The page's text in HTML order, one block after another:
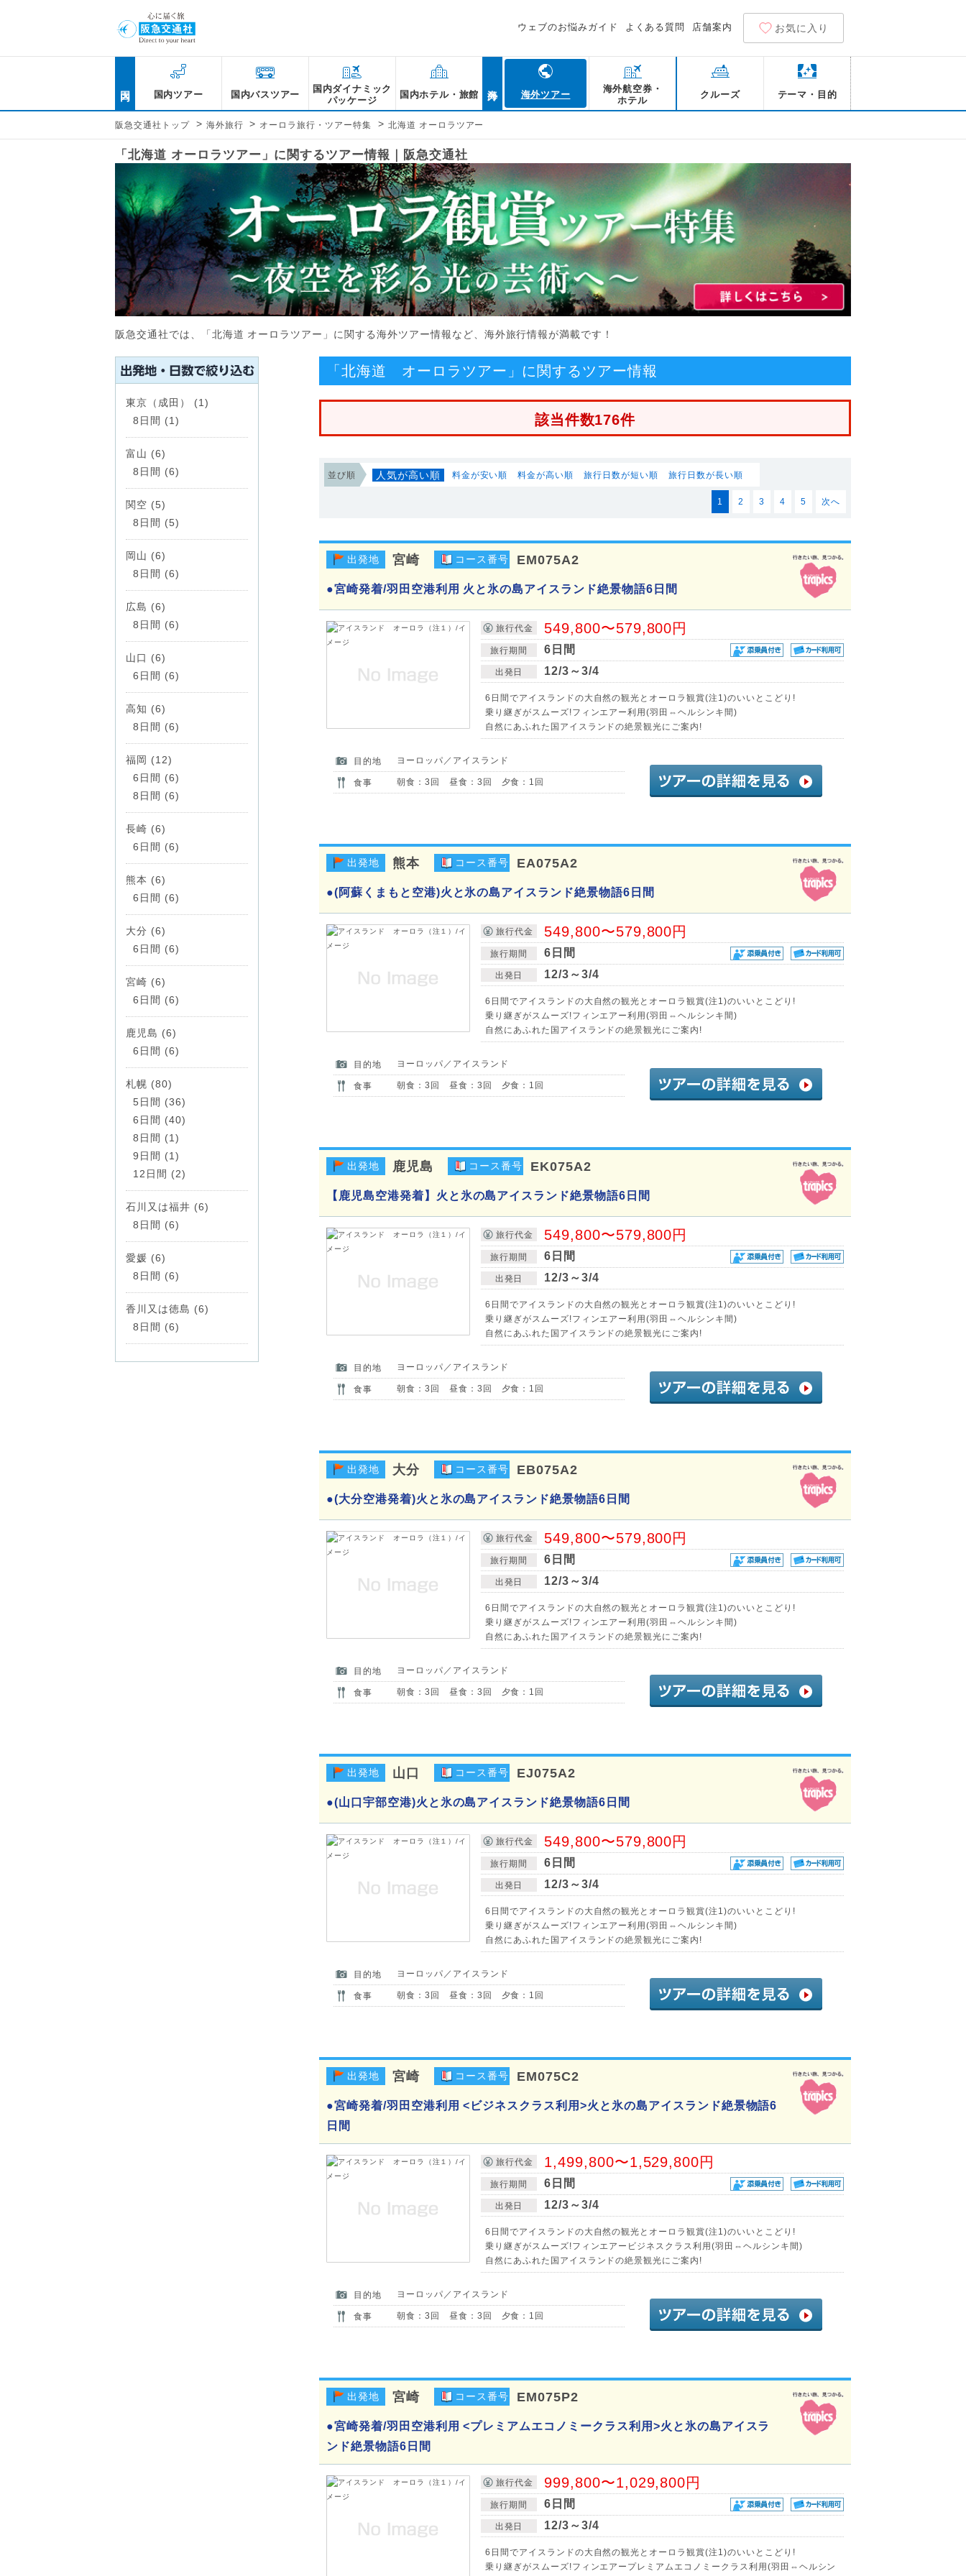
ウェブのお悩みガイド よくある質問 店舗案内 お気に入り
国内ツアー 国内バスツアー
国内ダイナミック
パッケージ
国内ホテル・旅館 海外ツアー
海外航空券・
ホテル
クルーズ テーマ・目的
阪急交通社トップ > 海外旅行 > オーロラ旅行・ツアー特集 > 北海道 オーロラツアー
「北海道 オーロラツアー」に関するツアー情報｜阪急交通社
阪急交通社では、「北海道 オーロラツアー」に関する海外ツアー情報など、海外旅行情報が満載です！
「北海道 オーロラツアー」に関するツアー情報
該当件数176件
並び順 人気が高い順 料金が安い順 料金が高い順 旅行日数が短い順 旅行日数が長い順
1 2 3 4 5 次へ
出発地 宮崎 コース番号 EM075A2
●宮崎発着/羽田空港利用 火と氷の島アイスランド絶景物語6日間
旅行代金 549,800〜579,800円
旅行期間 6日間
出発日 12/3～3/4
6日間でアイスランドの大自然の観光とオーロラ観賞(注1)のいいとこどり!
乗り継ぎがスムーズ!フィンエアー利用(羽田⇔ヘルシンキ間)
自然にあふれた国アイスランドの絶景観光にご案内!
目的地 ヨーロッパ／アイスランド
食事 朝食：3回 昼食：3回 夕食：1回
出発地 熊本 コース番号 EA075A2
●(阿蘇くまもと空港)火と氷の島アイスランド絶景物語6日間
旅行代金 549,800〜579,800円
旅行期間 6日間
出発日 12/3～3/4
6日間でアイスランドの大自然の観光とオーロラ観賞(注1)のいいとこどり!
乗り継ぎがスムーズ!フィンエアー利用(羽田⇔ヘルシンキ間)
自然にあふれた国アイスランドの絶景観光にご案内!
目的地 ヨーロッパ／アイスランド
食事 朝食：3回 昼食：3回 夕食：1回
出発地 鹿児島 コース番号 EK075A2
【鹿児島空港発着】火と氷の島アイスランド絶景物語6日間
旅行代金 549,800〜579,800円
旅行期間 6日間
出発日 12/3～3/4
6日間でアイスランドの大自然の観光とオーロラ観賞(注1)のいいとこどり!
乗り継ぎがスムーズ!フィンエアー利用(羽田⇔ヘルシンキ間)
自然にあふれた国アイスランドの絶景観光にご案内!
目的地 ヨーロッパ／アイスランド
食事 朝食：3回 昼食：3回 夕食：1回
出発地 大分 コース番号 EB075A2
●(大分空港発着)火と氷の島アイスランド絶景物語6日間
旅行代金 549,800〜579,800円
旅行期間 6日間
出発日 12/3～3/4
6日間でアイスランドの大自然の観光とオーロラ観賞(注1)のいいとこどり!
乗り継ぎがスムーズ!フィンエアー利用(羽田⇔ヘルシンキ間)
自然にあふれた国アイスランドの絶景観光にご案内!
目的地 ヨーロッパ／アイスランド
食事 朝食：3回 昼食：3回 夕食：1回
出発地 山口 コース番号 EJ075A2
●(山口宇部空港)火と氷の島アイスランド絶景物語6日間
旅行代金 549,800〜579,800円
旅行期間 6日間
出発日 12/3～3/4
6日間でアイスランドの大自然の観光とオーロラ観賞(注1)のいいとこどり!
乗り継ぎがスムーズ!フィンエアー利用(羽田⇔ヘルシンキ間)
自然にあふれた国アイスランドの絶景観光にご案内!
目的地 ヨーロッパ／アイスランド
食事 朝食：3回 昼食：3回 夕食：1回
出発地 宮崎 コース番号 EM075C2
●宮崎発着/羽田空港利用 <ビジネスクラス利用>火と氷の島アイスランド絶景物語6
日間
旅行代金 1,499,800〜1,529,800円
旅行期間 6日間
出発日 12/3～3/4
6日間でアイスランドの大自然の観光とオーロラ観賞(注1)のいいとこどり!
乗り継ぎがスムーズ!フィンエアービジネスクラス利用(羽田⇔ヘルシンキ間)
自然にあふれた国アイスランドの絶景観光にご案内!
目的地 ヨーロッパ／アイスランド
食事 朝食：3回 昼食：3回 夕食：1回
出発地 宮崎 コース番号 EM075P2
●宮崎発着/羽田空港利用 <プレミアムエコノミークラス利用>火と氷の島アイスラ
ンド絶景物語6日間
旅行代金 999,800〜1,029,800円
旅行期間 6日間
出発日 12/3～3/4
6日間でアイスランドの大自然の観光とオーロラ観賞(注1)のいいとこどり!
乗り継ぎがスムーズ!フィンエアープレミアムエコノミークラス利用(羽田⇔ヘルシン
東京（成田） (1)
8日間 (1)
富山 (6)
8日間 (6)
関空 (5)
8日間 (5)
岡山 (6)
8日間 (6)
広島 (6)
8日間 (6)
山口 (6)
6日間 (6)
高知 (6)
8日間 (6)
福岡 (12)
6日間 (6)
8日間 (6)
長崎 (6)
6日間 (6)
熊本 (6)
6日間 (6)
大分 (6)
6日間 (6)
宮崎 (6)
6日間 (6)
鹿児島 (6)
6日間 (6)
札幌 (80)
5日間 (36)
6日間 (40)
8日間 (1)
9日間 (1)
12日間 (2)
石川又は福井 (6)
8日間 (6)
愛媛 (6)
8日間 (6)
香川又は徳島 (6)
8日間 (6)